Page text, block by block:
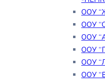
ООУ
ООУ
ООУ
ООУ
ООУ
ООУ